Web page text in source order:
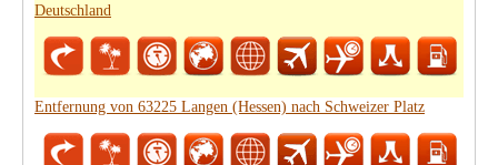
Deutschland
Entfernung von 63225 Langen (Hessen) nach Schweizer Platz